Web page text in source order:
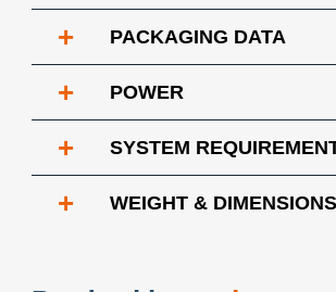
+ PACKAGING DATA
+ POWER
+ SYSTEM
+ WEIGHT & DIMENSIONS